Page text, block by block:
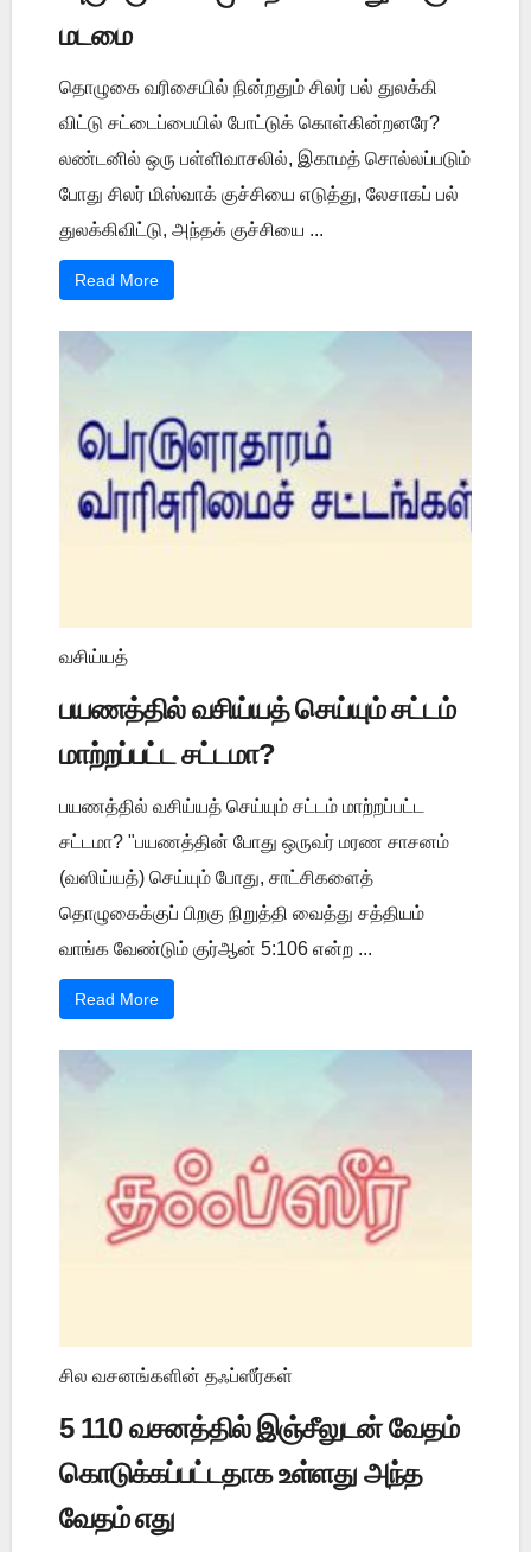
மடமை
தொழுகை வரிசையில் நின்றதும் சிலர் பல் துலக்கி
விட்டு சட்டைப்பையில் போட்டுக் கொள்கின்றனரே?
லண்டனில் ஒரு பள்ளிவாசலில், இகாமத் சொல்லப்படும்
போது சிலர் மிஸ்வாக் குச்சியை எடுத்து, லேசாகப் பல்
துலக்கிவிட்டு, அந்தக் குச்சியை ...
Read More
வசிய்யத்
பயணத்தில் வசிய்யத் செய்யும் சட்டம்
மாற்றப்பட்ட சட்டமா?
பயணத்தில் வசிய்யத் செய்யும் சட்டம் மாற்றப்பட்ட
சட்டமா? "பயணத்தின் போது ஒருவர் மரண சாசனம்
(வஸிய்யத்) செய்யும் போது, சாட்சிகளைத்
தொழுகைக்குப் பிறகு நிறுத்தி வைத்து சத்தியம்
வாங்க வேண்டும் குர்ஆன் 5:106 என்ற ...
Read More
சில வசனங்களின் தஃப்ஸீர்கள்
5 110 வசனத்தில் இஞ்சீலுடன் வேதம்
கொடுக்கப்பட்டதாக உள்ளது அந்த
வேதம் எது